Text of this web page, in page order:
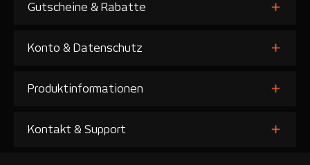
Gutscheine & Rabatte
Konto & Datenschutz
Produktinformationen
Kontakt & Support